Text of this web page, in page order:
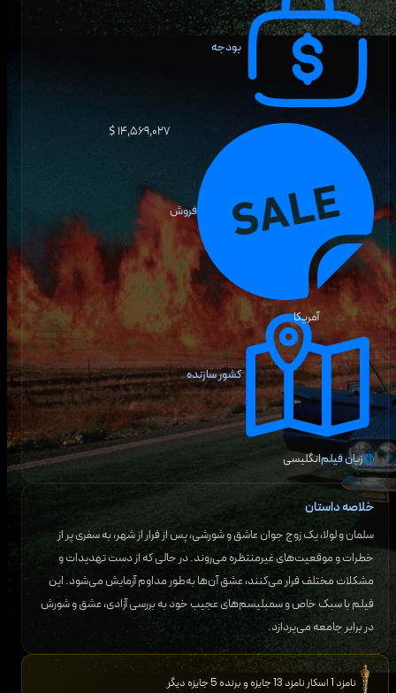
بودجه
فروش
۱۴٬۵۶۹٬۰۲۷ $
کشور سازنده
آمریکا
زبان فیلمانگلیسی
خلاصه داستان
سلمان و لولا، یک زوج جوان عاشق و شورشی، پس از فرار از شهر، به سفری پر از
خطرات و موقعیت‌های غیرمنتظره می‌روند. در حالی که از دست تهدیدات و
مشکلات مختلف فرار می‌کنند، عشق آن‌ها به‌طور مداوم آزمایش می‌شود. این
فیلم با سبک خاص و سمبلیسم‌های عجیب خود به بررسی آزادی، عشق و شورش
در برابر جامعه می‌پردازد.
نامزد 1 اسکار نامزد 13 جایزه و برنده 5 جایزه دیگر